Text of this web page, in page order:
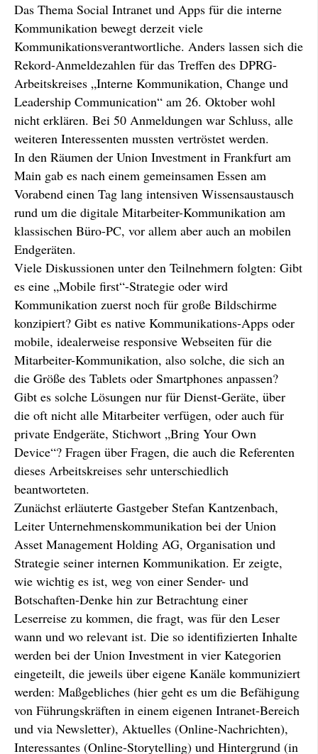
Das Thema Social Intranet und Apps für die interne
Kommunikation bewegt derzeit viele
Kommunikationsverantwortliche. Anders lassen sich die
Rekord-Anmeldezahlen für das Treffen des DPRG-
Arbeitskreises „Interne Kommunikation, Change und
Leadership Communication“ am 26. Oktober wohl
nicht erklären. Bei 50 Anmeldungen war Schluss, alle
weiteren Interessenten mussten vertröstet werden.
In den Räumen der Union Investment in Frankfurt am
Main gab es nach einem gemeinsamen Essen am
Vorabend einen Tag lang intensiven Wissensaustausch
rund um die digitale Mitarbeiter-Kommunikation am
klassischen Büro-PC, vor allem aber auch an mobilen
Endgeräten.
Viele Diskussionen unter den Teilnehmern folgten: Gibt
es eine „Mobile first“-Strategie oder wird
Kommunikation zuerst noch für große Bildschirme
konzipiert? Gibt es native Kommunikations-Apps oder
mobile, idealerweise responsive Webseiten für die
Mitarbeiter-Kommunikation, also solche, die sich an
die Größe des Tablets oder Smartphones anpassen?
Gibt es solche Lösungen nur für Dienst-Geräte, über
die oft nicht alle Mitarbeiter verfügen, oder auch für
private Endgeräte, Stichwort „Bring Your Own
Device“? Fragen über Fragen, die auch die Referenten
dieses Arbeitskreises sehr unterschiedlich
beantworteten.
Zunächst erläuterte Gastgeber Stefan Kantzenbach,
Leiter Unternehmenskommunikation bei der Union
Asset Management Holding AG, Organisation und
Strategie seiner internen Kommunikation. Er zeigte,
wie wichtig es ist, weg von einer Sender- und
Botschaften-Denke hin zur Betrachtung einer
Leserreise zu kommen, die fragt, was für den Leser
wann und wo relevant ist. Die so identifizierten Inhalte
werden bei der Union Investment in vier Kategorien
eingeteilt, die jeweils über eigene Kanäle kommuniziert
werden: Maßgebliches (hier geht es um die Befähigung
von Führungskräften in einem eigenen Intranet-Bereich
und via Newsletter), Aktuelles (Online-Nachrichten),
Interessantes (Online-Storytelling) und Hintergrund (in